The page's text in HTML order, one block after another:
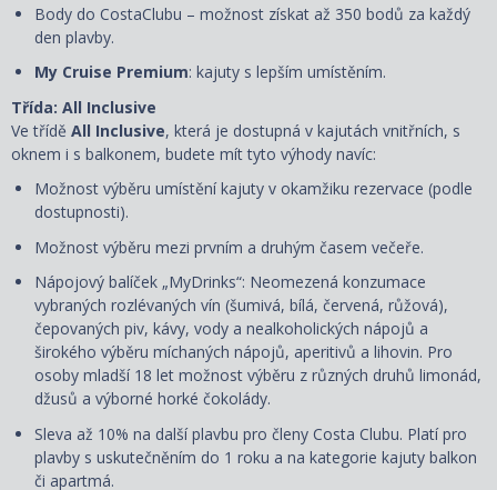
Body do CostaClubu – možnost získat až 350 bodů za každý
den plavby.
My Cruise Premium: kajuty s lepším umístěním.
Třída: All Inclusive
Ve třídě All Inclusive, která je dostupná v kajutách vnitřních, s
oknem i s balkonem, budete mít tyto výhody navíc:
Možnost výběru umístění kajuty v okamžiku rezervace (podle
dostupnosti).
Možnost výběru mezi prvním a druhým časem večeře.
Nápojový balíček „MyDrinks“: Neomezená konzumace
vybraných rozlévaných vín (šumivá, bílá, červená, růžová),
čepovaných piv, kávy, vody a nealkoholických nápojů a
širokého výběru míchaných nápojů, aperitivů a lihovin. Pro
osoby mladší 18 let možnost výběru z různých druhů limonád,
džusů a výborné horké čokolády.
Sleva až 10% na další plavbu pro členy Costa Clubu. Platí pro
plavby s uskutečněním do 1 roku a na kategorie kajuty balkon
či apartmá.